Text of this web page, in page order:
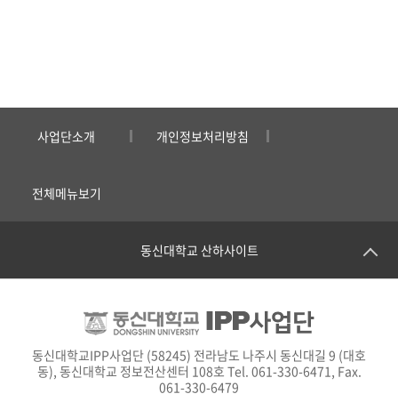
사업단소개 개인정보처리방침
전체메뉴보기
동신대학교 산하사이트
동신대학교IPP사업단 (58245) 전라남도 나주시 동신대길 9 (대호
동), 동신대학교 정보전산센터 108호 Tel. 061-330-6471, Fax.
061-330-6479